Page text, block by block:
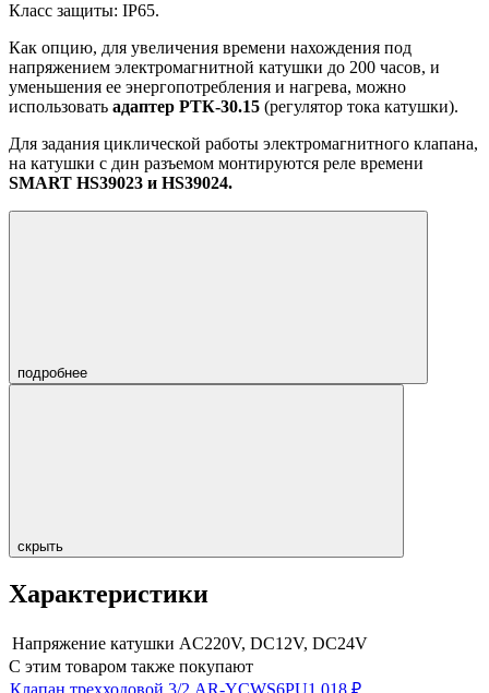
Класс защиты: IP65.
Как опцию, для увеличения времени нахождения под
напряжением электромагнитной катушки до 200 часов, и
уменьшения ее энергопотребления и нагрева, можно
использовать адаптер РТК-30.15 (регулятор тока катушки).
Для задания циклической работы электромагнитного клапана,
на катушки с дин разъемом монтируются реле времени
SMART HS39023 и HS39024.
подробнее
скрыть
Характеристики
Напряжение катушки AC220V, DC12V, DC24V
С этим товаром также покупают
Клапан трехходовой 3/2 AR-YCWS6PU1 018 ₽